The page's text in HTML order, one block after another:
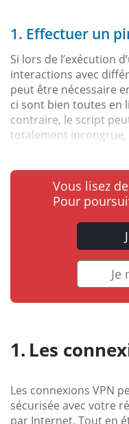
1. Effectuer un
Si lors de l’exécution
interactions avec
peut être nécessaire
ci sont bien toutes en
contraire, le script
totalement incongrue,
Vous lisez
Pour
Je
Les
Les connexions VPN
sécurisée avec votre
par Internet. Tout en